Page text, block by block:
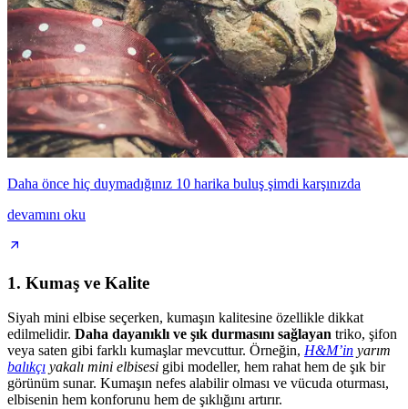
Daha önce hiç duymadığınız 10 harika buluş şimdi karşınızda
devamını oku
1. Kumaş ve Kalite
Siyah mini elbise seçerken, kumaşın kalitesine özellikle dikkat
edilmelidir. Daha dayanıklı ve şık durmasını sağlayan triko, şifon
veya saten gibi farklı kumaşlar mevcuttur. Örneğin, H&M’in yarım
balıkçı yakalı mini elbisesi gibi modeller, hem rahat hem de şık bir
görünüm sunar. Kumaşın nefes alabilir olması ve vücuda oturması,
elbisenin hem konforunu hem de şıklığını artırır.